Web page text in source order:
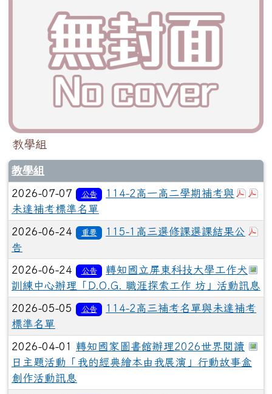
教學組
教學組
於
2026-07-07 公告
114-2高一高二學期補考與
未達補考標準名單
2026-06-24 重要
115-1高三選修課選課結果公
告
2026-06-24 公告
轉知國立屏東科技大學工作犬
訓練中心辦理「D.O.G. 職涯探索工作 坊」活動訊息
2026-05-05 公告
114-2高三補考名單與未達補考
標準名單
2026-04-01 轉知國家圖書館辦理2026世界閱讀
日主題活動「我的經典繪本由我展演」行動故事盒
創作活動訊息